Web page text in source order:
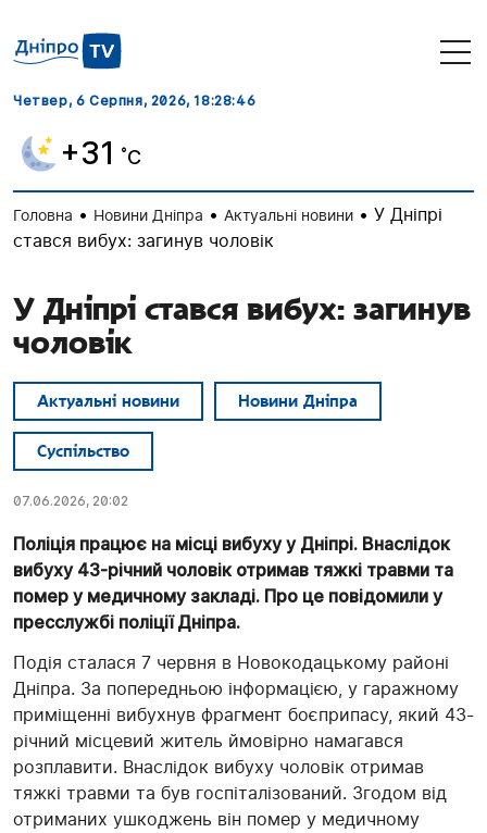
Четвер, 6 Серпня, 2026, 18:28:47
+31 ˚C
Головна • Новини Дніпра • Актуальні новини • У Дніпрі
стався вибух: загинув чоловік
У Дніпрі стався вибух: загинув
чоловік
Актуальні новини Новини Дніпра
Суспільство
07.06.2026, 20:02
Поліція працює на місці вибуху у Дніпрі. Внаслідок
вибуху 43-річний чоловік отримав тяжкі травми та
помер у медичному закладі. Про це повідомили у
пресслужбі поліції Дніпра.
Подія сталася 7 червня в Новокодацькому районі
Дніпра. За попередньою інформацією, у гаражному
приміщенні вибухнув фрагмент боєприпасу, який 43-
річний місцевий житель ймовірно намагався
розплавити. Внаслідок вибуху чоловік отримав
тяжкі травми та був госпіталізований. Згодом від
отриманих ушкоджень він помер у медичному